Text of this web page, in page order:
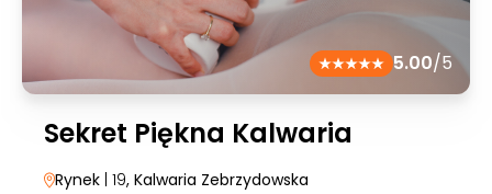
5.00/5
Sekret Piękna Kalwaria
Rynek | 19, Kalwaria Zebrzydowska